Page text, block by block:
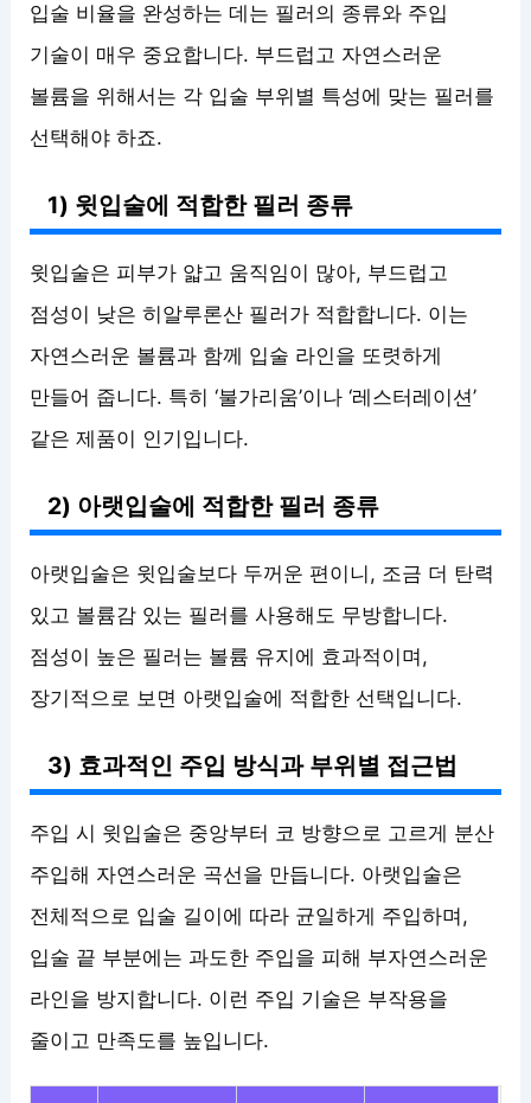
입술 비율을 완성하는 데는 필러의 종류와 주입
기술이 매우 중요합니다. 부드럽고 자연스러운
볼륨을 위해서는 각 입술 부위별 특성에 맞는 필러를
선택해야 하죠.
1) 윗입술에 적합한 필러 종류
윗입술은 피부가 얇고 움직임이 많아, 부드럽고
점성이 낮은 히알루론산 필러가 적합합니다. 이는
자연스러운 볼륨과 함께 입술 라인을 또렷하게
만들어 줍니다. 특히 ‘불가리움’이나 ‘레스터레이션’
같은 제품이 인기입니다.
2) 아랫입술에 적합한 필러 종류
아랫입술은 윗입술보다 두꺼운 편이니, 조금 더 탄력
있고 볼륨감 있는 필러를 사용해도 무방합니다.
점성이 높은 필러는 볼륨 유지에 효과적이며,
장기적으로 보면 아랫입술에 적합한 선택입니다.
3) 효과적인 주입 방식과 부위별 접근법
주입 시 윗입술은 중앙부터 코 방향으로 고르게 분산
주입해 자연스러운 곡선을 만듭니다. 아랫입술은
전체적으로 입술 길이에 따라 균일하게 주입하며,
입술 끝 부분에는 과도한 주입을 피해 부자연스러운
라인을 방지합니다. 이런 주입 기술은 부작용을
줄이고 만족도를 높입니다.